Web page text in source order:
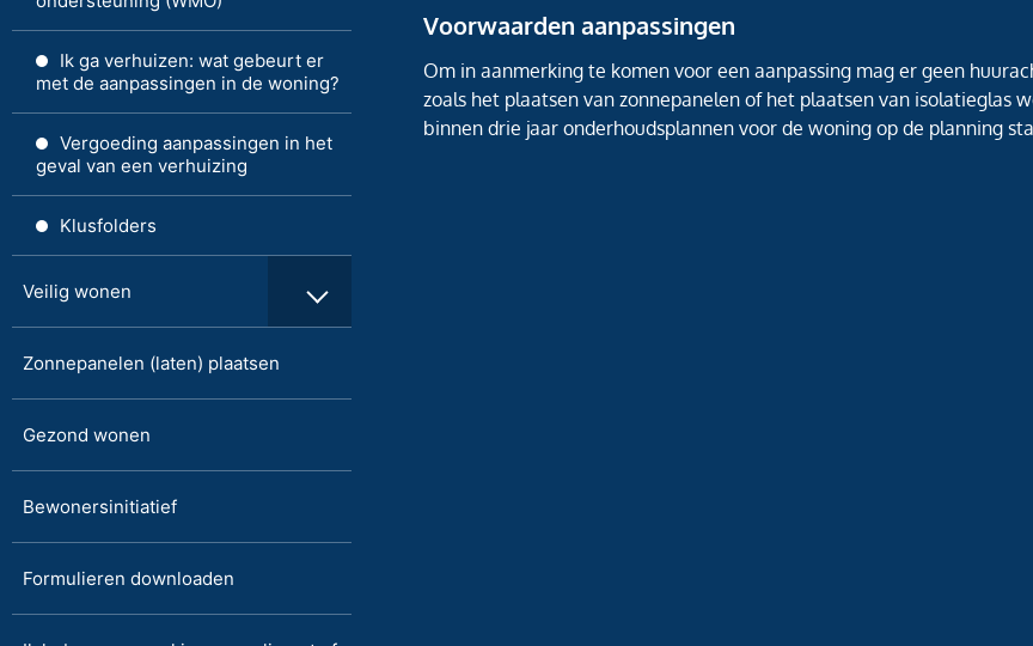
Ik ga verhuizen: wat gebeurt er
met de aanpassingen in de woning?
Vergoeding aanpassingen in het
geval van een verhuizing
Klusfolders
Veilig wonen
Zonnepanelen (laten) plaatsen
Gezond wonen
Bewonersinitiatief
Formulieren downloaden
Voorwaarden aanpassingen
Om in aanmerking te komen voor een aanpassing mag er geen
zoals het plaatsen van zonnepanelen of het plaatsen van isolatieglas
binnen drie jaar onderhoudsplannen voor de woning op de planning